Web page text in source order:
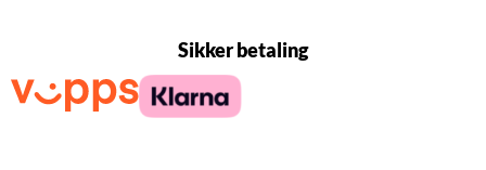
Sikker betaling